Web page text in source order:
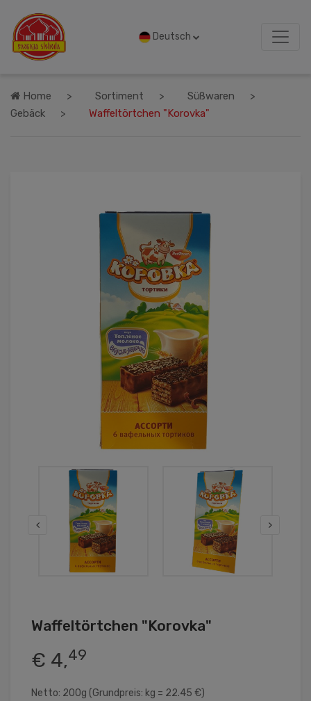
Deutsch
Home Sortiment
Süßwaren
Gebäck
Waffeltörtchen "Korovka"
Waffeltörtchen "Korovka"
€ 4,49
Netto: 200g (Grundpreis: kg = 22.45 €)